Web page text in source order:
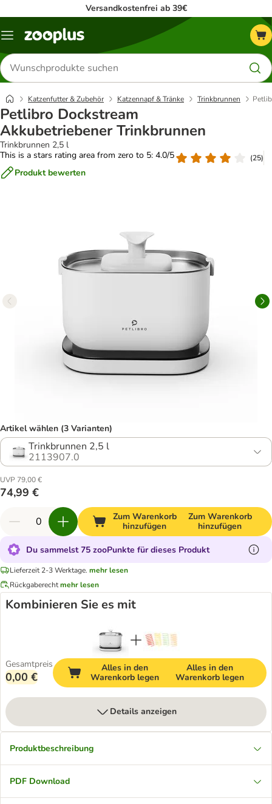
Versandkostenfrei ab 39€
Menü
Produkte
suchen
Katzenfutter & Zubehör Katzennapf & Tränke Trinkbrunnen
Petlibro Dockstream
Akkubetriebener Trinkbrunnen
Trinkbrunnen 2,5 l
This is a stars rating area from zero to 5: 4.0/5
(25)
Produkt bewerten
Artikel wählen (3 Varianten)
Trinkbrunnen 2,5 l
2113907.0
UVP 79,00 €
74,99 €
Zum Warenkorb
hinzufügen
Zum Warenkorb
hinzufügen
Du sammelst 75 zooPunkte für dieses Produkt
Lieferzeit 2-3 Werktage. mehr lesen
Rückgaberechtmehr lesen
Kombinieren Sie es mit
Gesamtpreis
0,00 €
Alles in den
Warenkorb legen
Alles in den
Warenkorb legen
Details anzeigen
Produktbeschreibung
PDF Download